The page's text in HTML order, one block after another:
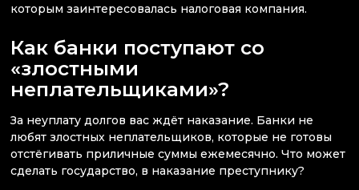
которым заинтересовалась налоговая компания.
Как банки поступают со
«злостными
неплательщиками»?
За неуплату долгов вас ждёт наказание. Банки не
любят злостных неплательщиков, которые не готовы
отстёгивать приличные суммы ежемесячно. Что может
сделать государство, в наказание преступнику?